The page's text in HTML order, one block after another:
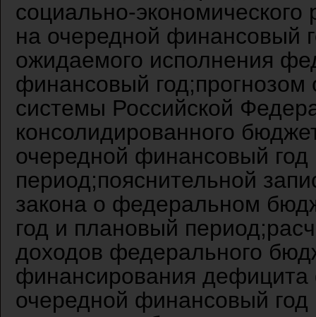
социально-
на очередной финансовый
ожидаемого исполнения
финансовый
системы Российской
консолидированного
очередной финансовый
период;пояснительной
закона о федеральном
год и плановый
доходов федерального
финансирования
очередной финансовый